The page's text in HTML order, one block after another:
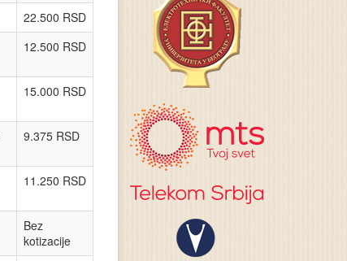
22.500 RSD
12.500 RSD
15.000 RSD
9.375 RSD
11.250 RSD
Bez
kotizacije